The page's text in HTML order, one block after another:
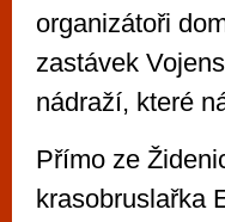
organizátoři
zastávek
nádraží, které
Přímo ze
krasobruslařka